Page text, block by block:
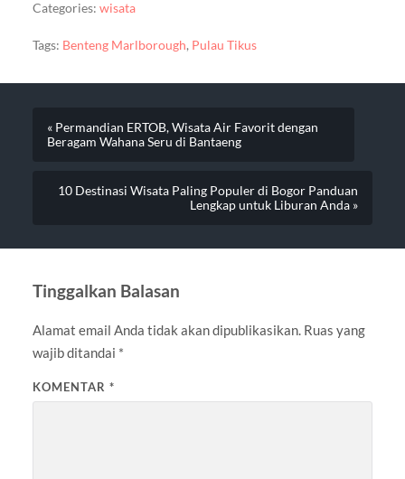
Categories: wisata
Tags: Benteng Marlborough, Pulau Tikus
« Permandian ERTOB, Wisata Air Favorit dengan
Beragam Wahana Seru di Bantaeng
10 Destinasi Wisata Paling Populer di Bogor Panduan
Lengkap untuk Liburan Anda »
Tinggalkan Balasan
Alamat email Anda tidak akan dipublikasikan. Ruas yang
wajib ditandai *
KOMENTAR *